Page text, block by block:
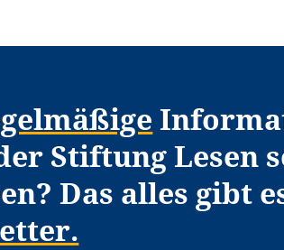
Stiftung Lesen
Das alles gibt